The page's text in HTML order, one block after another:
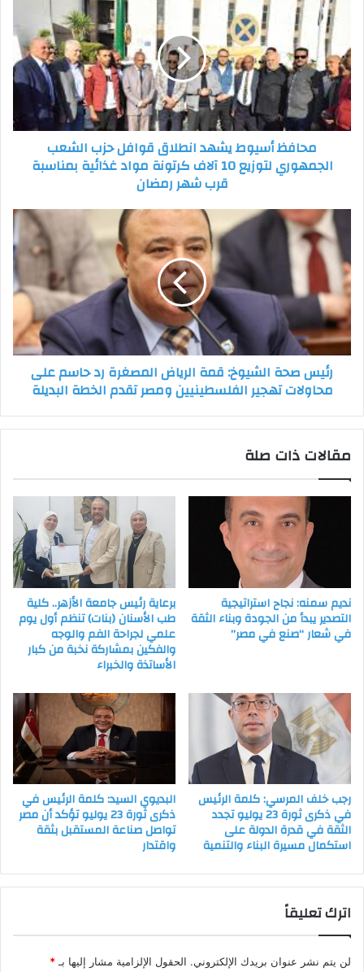
أسيوط
يشهد
انطلاق
قوافل
حزب
الشعب
الجمهوري
لتوزيع
غذائية
بمناسبة
قرب
شهر
رمضان
محافظ أسيوط يشهد انطلاق قوافل حزب الشعب
الجمهوري لتوزيع 10 آلاف كرتونة مواد غذائية بمناسبة
قرب شهر رمضان
رئيس
صحة
الشيوخ:
قمة
الرياض
المصغرة
رد
حاسم
على
محاولات
تهجير
الخطة
رئيس صحة الشيوخ: قمة الرياض المصغرة رد حاسم على
محاولات تهجير الفلسطينيين ومصر تقدم الخطة البديلة
مقالات ذات صلة
نديم سمنه: نجاح استراتيجية
التصدير يبدأ من الجودة وبناء الثقة
في شعار “صنع في مصر”
برعاية رئيس جامعة الأزهر.. كلية
طب الأسنان (بنات) تنظم أول يوم
علمي لجراحة الفم والوجه
والفكين بمشاركة نخبة من كبار
الأساتذة والخبراء
رجب خلف المرسي: كلمة الرئيس
في ذكرى ثورة 23 يوليو تجدد
الثقة في قدرة الدولة على
استكمال مسيرة البناء والتنمية
البديوي السيد: كلمة الرئيس في
ذكرى ثورة 23 يوليو تؤكد أن مصر
تواصل صناعة المستقبل بثقة
واقتدار
اترك تعليقاً
لن يتم نشر عنوان بريدك الإلكتروني. الحقول الإلزامية مشار إليها بـ*